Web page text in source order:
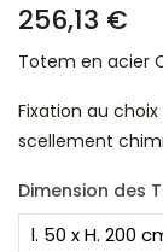
256,13 €
Totem en acier
Fixation au
scellement
Dimension des